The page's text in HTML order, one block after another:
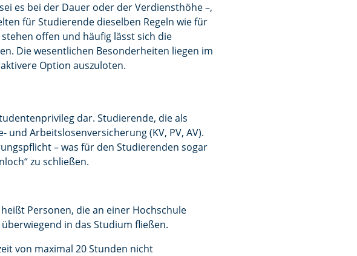
es bei der Dauer oder der Verdiensthöhe –,
für Studierende dieselben Regeln wie für
offen und häufig lässt sich die
Die wesentlichen Besonderheiten liegen im
Option auszuloten.
dar. Studierende, die als
Arbeitslosenversicherung (KV, PV, AV).
– was für den Studierenden sogar
zu schließen.
Personen, die an einer Hochschule
in das Studium fließen.
von maximal 20 Stunden nicht